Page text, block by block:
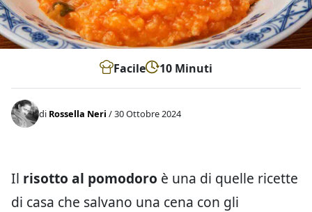
Facile 10 Minuti
di Rossella Neri / 30 Ottobre 2024
Il risotto al pomodoro è una di quelle ricette
di casa che salvano una cena con gli